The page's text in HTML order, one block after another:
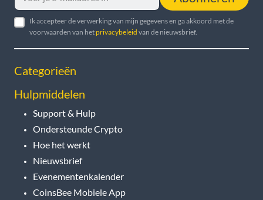
Ik accepteer de verwerking van mijn gegevens en ga akkoord met de
voorwaarden van hetprivacybeleid van de nieuwsbrief.
Categorieën
Hulpmiddelen
Support & Hulp
Ondersteunde Crypto
Hoe het werkt
Nieuwsbrief
Evenementenkalender
CoinsBee Mobiele App